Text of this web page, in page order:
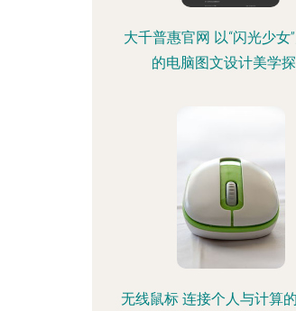
大千普惠官网 以“闪光少女
的电脑图文设计美学
无线鼠标 连接个人与计算